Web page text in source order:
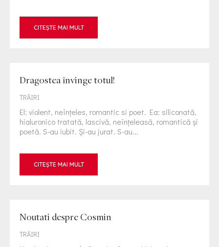
CITEȘTE MAI MULT
Dragostea învinge totul!
TRĂIRI
El: violent, neînţeles, romantic si poet. Ea: siliconată,
hialuronico tratată, lascivă, neînţeleasă, romantică şi
poetă. S-au iubit. Şi-au jurat. S-au...
CITEȘTE MAI MULT
Noutati despre Cosmin
TRĂIRI